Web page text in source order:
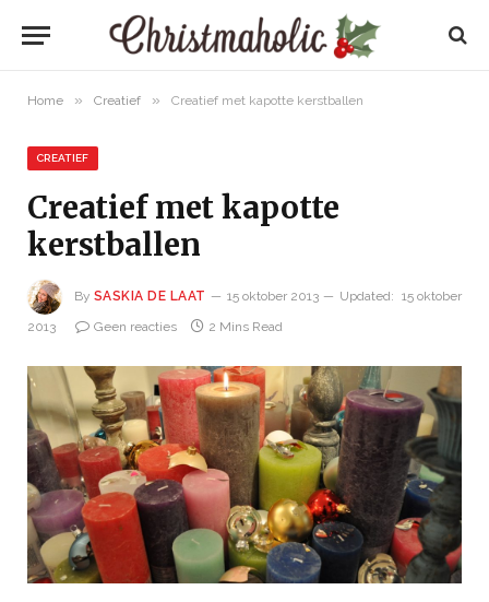
Home » Creatief » Creatief met kapotte kerstballen
CREATIEF
Creatief met kapotte
kerstballen
By SASKIA DE LAAT 15 oktober 2013 Updated: 15 oktober
2013
Geen reacties 2 Mins Read